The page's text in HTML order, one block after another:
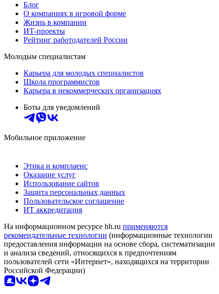
Блог
О компаниях в игровой форме
Жизнь в компании
ИТ-проекты
Рейтинг работодателей России
Молодым специалистам
Карьера для молодых специалистов
Школа программистов
Карьера в некоммерческих организациях
Боты для уведомлений
Мобильное приложение
Этика и комплаенс
Оказание услуг
Использование сайтов
Защита персональных данных
Пользовательское соглашение
ИТ аккредитация
На информационном ресурсе hh.ru применяются
рекомендательные технологии (информационные технологии
предоставления информации на основе сбора, систематизации
и анализа сведений, относящихся к предпочтениям
пользователей сети «Интернет», находящихся на территории
Российской Федерации)